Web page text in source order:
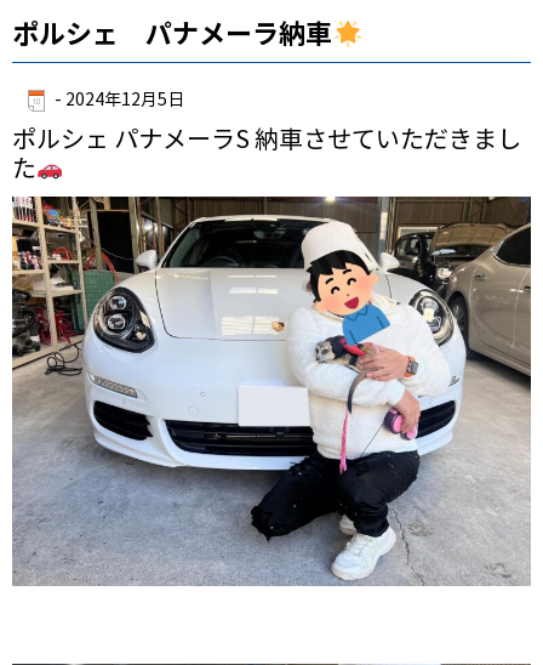
ポルシェ パナメーラ納車
- 2024年12月5日
ポルシェ パナメーラS 納車させていただきまし
た